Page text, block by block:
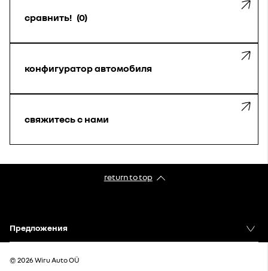
сравнить! 0
конфигуратор автомобиля
свяжитесь с нами
return to top
Предложения
© 2026 Wiru Auto OÜ